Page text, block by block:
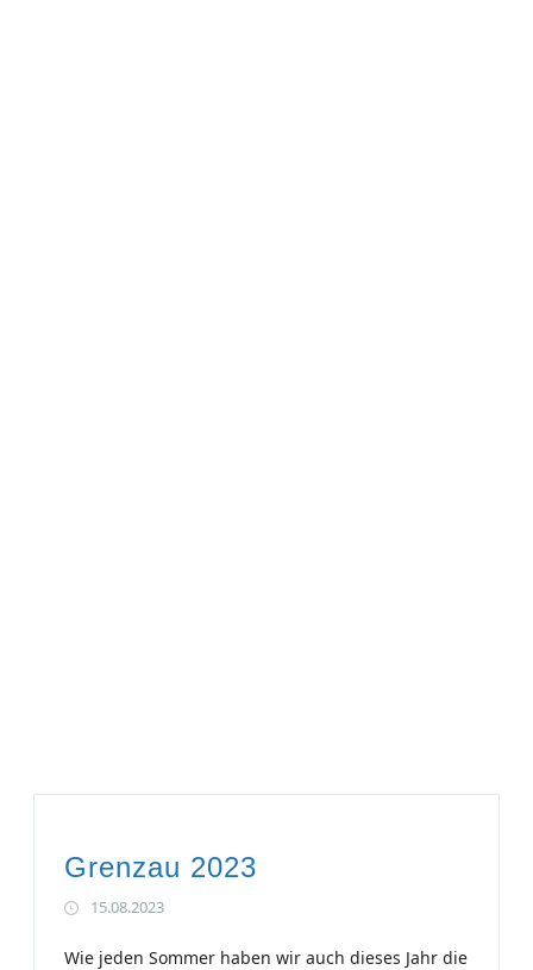
Grenzau 2023
15.08.2023
Wie jeden Sommer haben wir auch dieses Jahr die